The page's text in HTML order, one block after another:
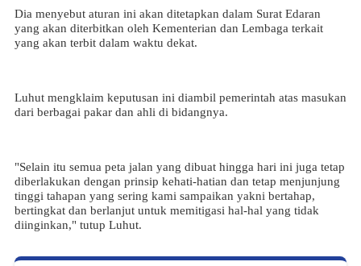
Dia menyebut aturan ini akan ditetapkan dalam Surat Edaran
yang akan diterbitkan oleh Kementerian dan Lembaga terkait
yang akan terbit dalam waktu dekat.
Luhut mengklaim keputusan ini diambil pemerintah atas masukan
dari berbagai pakar dan ahli di bidangnya.
"Selain itu semua peta jalan yang dibuat hingga hari ini juga tetap
diberlakukan dengan prinsip kehati-hatian dan tetap menjunjung
tinggi tahapan yang sering kami sampaikan yakni bertahap,
bertingkat dan berlanjut untuk memitigasi hal-hal yang tidak
diinginkan," tutup Luhut.